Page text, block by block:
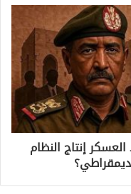
إنتاج النظام